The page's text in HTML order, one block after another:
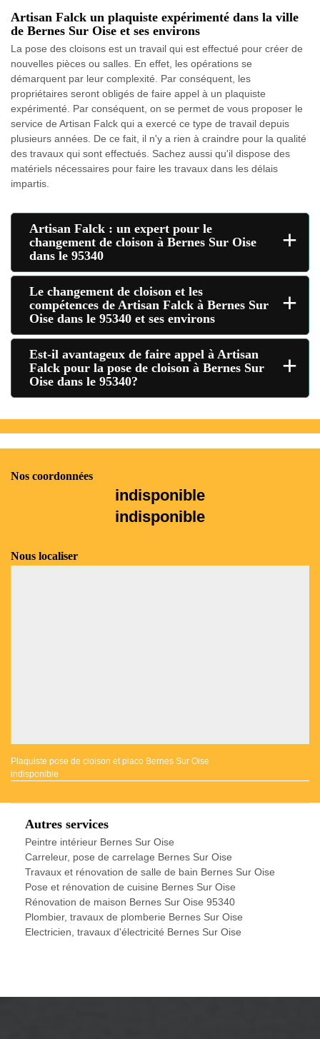
Artisan Falck un plaquiste expérimenté dans la ville
de Bernes Sur Oise et ses environs
La pose des cloisons est un travail qui est effectué pour créer de
nouvelles pièces ou salles. En effet, les opérations se
démarquent par leur complexité. Par conséquent, les
propriétaires seront obligés de faire appel à un plaquiste
expérimenté. Par conséquent, on se permet de vous proposer le
service de Artisan Falck qui a exercé ce type de travail depuis
plusieurs années. De ce fait, il n'y a rien à craindre pour la qualité
des travaux qui sont effectués. Sachez aussi qu'il dispose des
matériels nécessaires pour faire les travaux dans les délais
impartis.
Artisan Falck : un expert pour le
changement de cloison à Bernes Sur Oise
dans le 95340
+
Le changement de cloison et les
compétences de Artisan Falck à Bernes Sur
Oise dans le 95340 et ses environs
+
Est-il avantageux de faire appel à Artisan
Falck pour la pose de cloison à Bernes Sur
Oise dans le 95340?
+
Nos coordonnées
indisponible
indisponible
Nous localiser
Plaquiste pose de cloison et placo Bernes Sur Oise
indisponible
Autres services
Peintre intérieur Bernes Sur Oise
Carreleur, pose de carrelage Bernes Sur Oise
Travaux et rénovation de salle de bain Bernes Sur Oise
Pose et rénovation de cuisine Bernes Sur Oise
Rénovation de maison Bernes Sur Oise 95340
Plombier, travaux de plomberie Bernes Sur Oise
Electricien, travaux d'électricité Bernes Sur Oise